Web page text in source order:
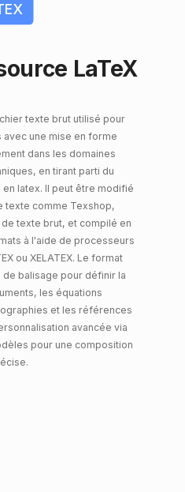
LaTeX
texte brut utilisé pour
une mise en forme
dans les domaines
en tirant parti du
latex. Il peut être modifié
texte comme Texshop,
texte brut, et compilé en
à l'aide de processeurs
ou XELATEX. Le format
balisage pour définir la
les équations
et les références
avancée via
pour une composition